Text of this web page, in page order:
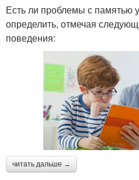
Есть ли проблемы с памятью
определить, отмечая
поведения:
читать дальше →